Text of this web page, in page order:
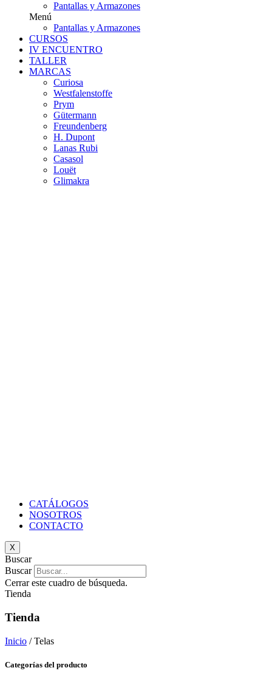
Pantallas y Armazones
Menú
Pantallas y Armazones
CURSOS
IV ENCUENTRO
TALLER
MARCAS
Curiosa
Westfalenstoffe
Prym
Gütermann
Freundenberg
H. Dupont
Lanas Rubi
Casasol
Louët
Glimakra
CATÁLOGOS
NOSOTROS
CONTACTO
X
Buscar
Buscar
Cerrar este cuadro de búsqueda.
Tienda
Tienda
Inicio / Telas
Categorías del producto